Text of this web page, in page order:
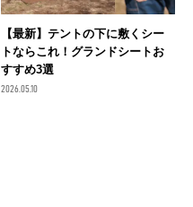
【最新】テントの下に敷くシー
トならこれ！グランドシートお
すすめ3選
2026.05.10